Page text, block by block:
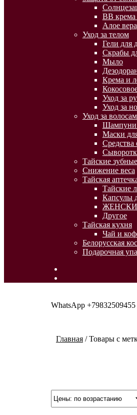
BB крема
Алое вера
Уход за телом
Гели для
Скрабы
Мыло
Крема и
Уход за
Уход за
Уход за
Шампуни
Маски
Средства
Тайские
Снижение веса
Тайская
Тайские
Капсулы
Другое
Тайская кухня
Чай и
Белорусская
Подарочная
WhatsApp
Главная/Товары с